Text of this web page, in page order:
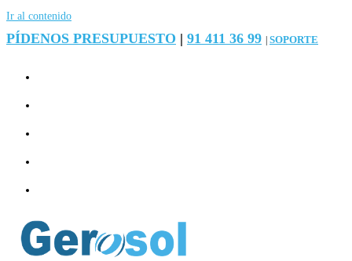
Ir al contenido
PÍDENOS PRESUPUESTO | 91 411 36 99 SOPORTE